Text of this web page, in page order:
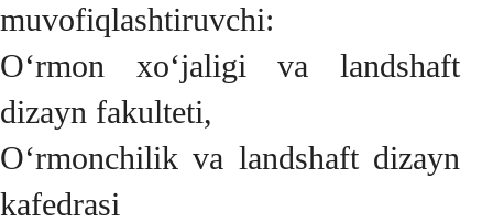
muvofiqlashtiruvchi:
O‘rmon xo‘jaligi va landshaft
dizayn fakulteti,
O‘rmonchilik va landshaft dizayn
kafedrasi